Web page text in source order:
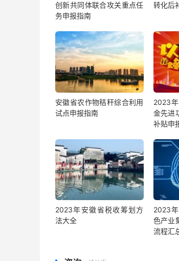
创新共同体联合攻关重点任
务申报指南
转化后
安徽省农作物秸秆综合利用
试点申报指南
2023
金先进
补贴申
2023年安徽省税收筹划方
法大全
2023
色产业
流程汇